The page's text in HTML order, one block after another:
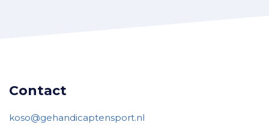
Contact
koso@gehandicaptensport.nl